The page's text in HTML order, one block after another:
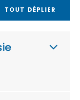
TOUT DÉPLIER